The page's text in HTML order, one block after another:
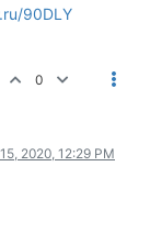
90DLY
0
2020, 12:29 PM